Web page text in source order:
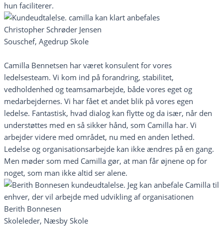
hun faciliterer.
Christopher Schrøder Jensen
Souschef, Agedrup Skole
Camilla Bennetsen har været konsulent for vores
ledelsesteam. Vi kom ind på forandring, stabilitet,
vedholdenhed og teamsamarbejde, både vores eget og
medarbejdernes. Vi har fået et andet blik på vores egen
ledelse. Fantastisk, hvad dialog kan flytte og da især, når den
understøttes med en så sikker hånd, som Camilla har. Vi
arbejder videre med området, nu med en anden lethed.
Ledelse og organisationsarbejde kan ikke ændres på en gang.
Men møder som med Camilla gør, at man får øjnene op for
noget, som man ikke altid ser alene.
Berith Bonnesen
Skoleleder, Næsby Skole